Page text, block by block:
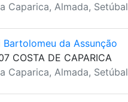
Caparica, Almada, Setúbal
Bartolomeu da Assunção
COSTA DE CAPARICA
Caparica, Almada, Setúbal